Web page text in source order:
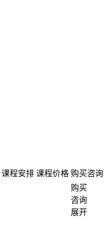
课程安排 课程价格 购买咨询
购买
咨询
展开